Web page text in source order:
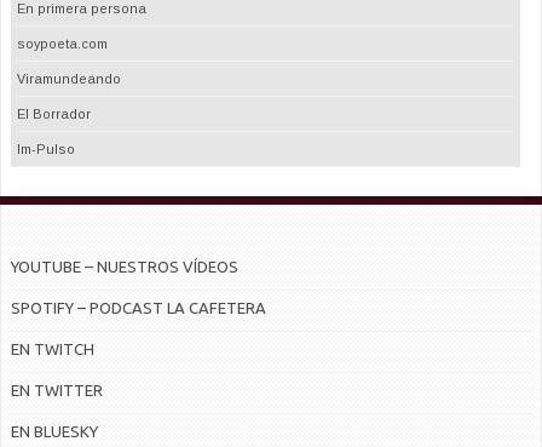
En primera persona
soypoeta.com
Viramundeando
El Borrador
Im-Pulso
YOUTUBE – NUESTROS VÍDEOS
SPOTIFY – PODCAST LA CAFETERA
EN TWITCH
EN TWITTER
EN BLUESKY